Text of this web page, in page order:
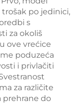
po jedinici,
s
za okoliš
ove vrećice
poduzeća
i privlačiti
za različite
prehrane do